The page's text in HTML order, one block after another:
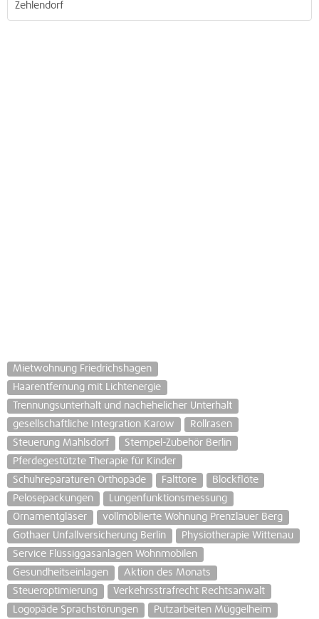
Zehlendorf
Mietwohnung Friedrichshagen
Haarentfernung mit Lichtenergie
Trennungsunterhalt und nachehelicher Unterhalt
gesellschaftliche Integration Karow
Rollrasen
Steuerung Mahlsdorf
Stempel-Zubehör Berlin
Pferdegestützte Therapie für Kinder
Schuhreparaturen Orthopäde
Falttore
Blockflöte
Pelosepackungen
Lungenfunktionsmessung
Ornamentgläser
vollmöblierte Wohnung Prenzlauer Berg
Gothaer Unfallversicherung Berlin
Physiotherapie Wittenau
Service Flüssiggasanlagen Wohnmobilen
Gesundheitseinlagen
Aktion des Monats
Steueroptimierung
Verkehrsstrafrecht Rechtsanwalt
Logopäde Sprachstörungen
Putzarbeiten Müggelheim